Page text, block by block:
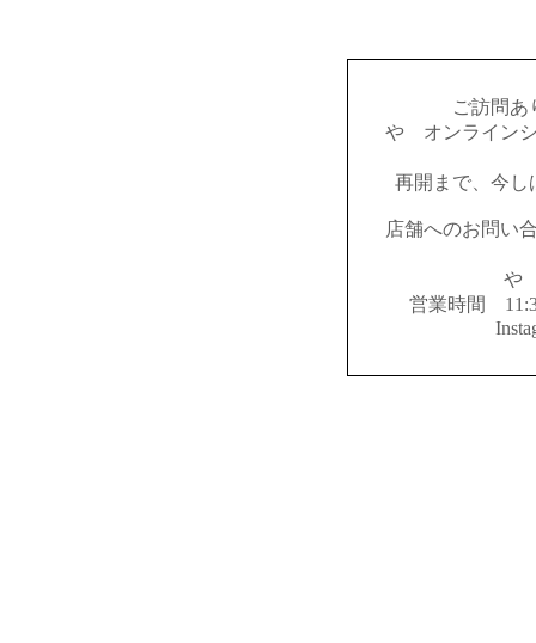
ご訪問あ
やゝオンライン
再開まで、今し
店舗へのお問い
や
営業時間